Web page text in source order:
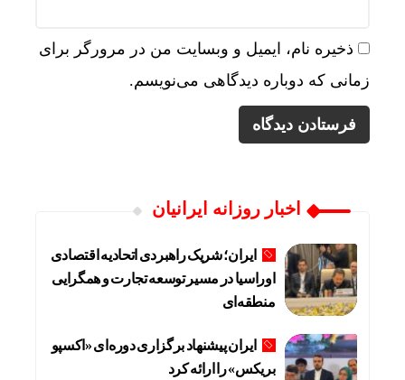
ذخیره نام، ایمیل و وبسایت من در مرورگر برای
زمانی که دوباره دیدگاهی می‌نویسم.
اخبار روزانه ایرانیان
ایران؛ شریک راهبردی اتحادیه اقتصادی
اوراسیا در مسیر توسعه تجارت و همگرایی
منطقه‌ای
ایران پیشنهاد برگزاری دوره‌ای «اکسپو
بریکس» را ارائه کرد